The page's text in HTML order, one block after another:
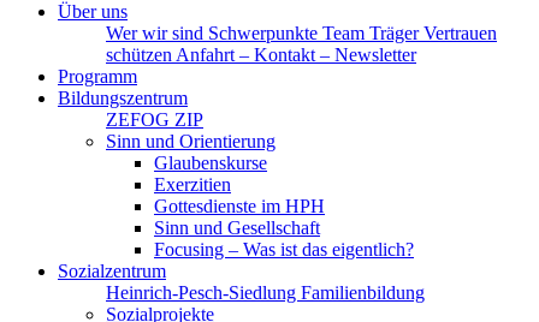
Über uns
Wer wir sind Schwerpunkte Team TrägerVertrauen
schützen Anfahrt – Kontakt – Newsletter
Programm
Bildungszentrum
ZEFOG ZIP
Sinn und Orientierung
Glaubenskurse
Exerzitien
Gottesdienste im HPH
Sinn und Gesellschaft
Focusing – Was ist das eigentlich?
Sozialzentrum
Heinrich-Pesch-Siedlung Familienbildung
Sozialprojekte